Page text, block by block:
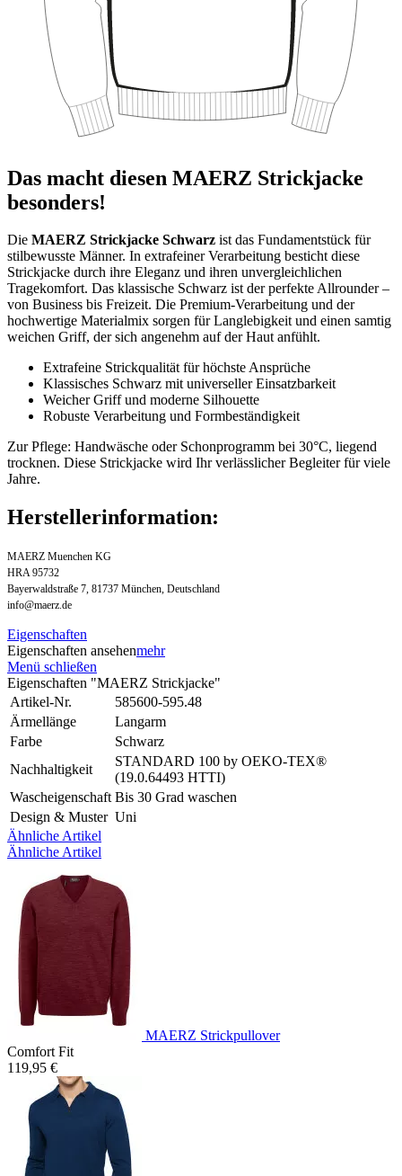
Das macht diesen MAERZ Strickjacke
besonders!
Die MAERZ Strickjacke Schwarz ist das Fundamentstück für
stilbewusste Männer. In extrafeiner Verarbeitung besticht diese
Strickjacke durch ihre Eleganz und ihren unvergleichlichen
Tragekomfort. Das klassische Schwarz ist der perfekte Allrounder –
von Business bis Freizeit. Die Premium-Verarbeitung und der
hochwertige Materialmix sorgen für Langlebigkeit und einen samtig
weichen Griff, der sich angenehm auf der Haut anfühlt.
Extrafeine Strickqualität für höchste Ansprüche
Klassisches Schwarz mit universeller Einsatzbarkeit
Weicher Griff und moderne Silhouette
Robuste Verarbeitung und Formbeständigkeit
Zur Pflege: Handwäsche oder Schonprogramm bei 30°C, liegend
trocknen. Diese Strickjacke wird Ihr verlässlicher Begleiter für viele
Jahre.
Herstellerinformation:
MAERZ Muenchen KG
HRA 95732
Bayerwaldstraße 7, 81737 München, Deutschland
info@maerz.de
Eigenschaften
Eigenschaften ansehenmehr
Menü schließen
Eigenschaften "MAERZ Strickjacke"
Artikel-Nr.
585600-595.48
Ärmellänge
Langarm
Farbe
Schwarz
Nachhaltigkeit
STANDARD 100 by OEKO-TEX®
(19.0.64493 HTTI)
Wascheigenschaft Bis 30 Grad waschen
Design & Muster Uni
Ähnliche Artikel
Ähnliche Artikel
MAERZ Strickpullover
Comfort Fit
119,95 €